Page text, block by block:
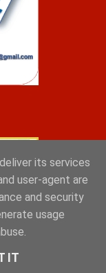
its services
user-agent are
and security
usage
IT